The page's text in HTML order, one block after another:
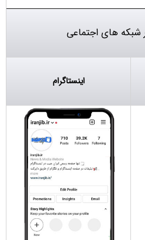
شبکه های اجتماعی
اینستاگرام